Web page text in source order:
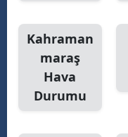
Kahraman
maraş
Hava
Durumu